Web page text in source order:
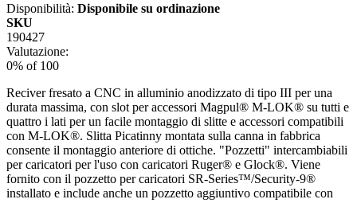
Disponibilità: Disponibile su ordinazione
SKU
190427
Valutazione:
0% of 100
Reciver fresato a CNC in alluminio anodizzato di tipo III per una
durata massima, con slot per accessori Magpul® M-LOK® su tutti e
quattro i lati per un facile montaggio di slitte e accessori compatibili
con M-LOK®. Slitta Picatinny montata sulla canna in fabbrica
consente il montaggio anteriore di ottiche. "Pozzetti" intercambiabili
per caricatori per l'uso con caricatori Ruger® e Glock®. Viene
fornito con il pozzetto per caricatori SR-Series™/Security-9®
installato e include anche un pozzetto aggiuntivo compatibile con